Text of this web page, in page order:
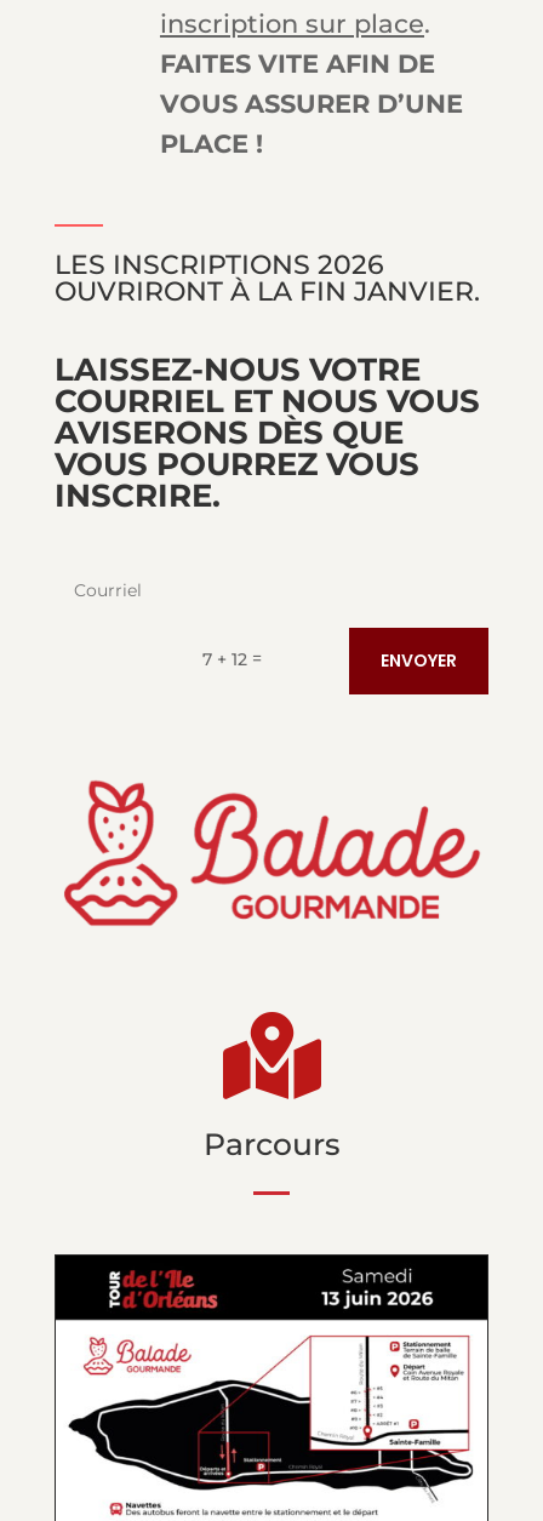
inscription sur place.
FAITES VITE AFIN DE
VOUS ASSURER D’UNE
PLACE !
LES INSCRIPTIONS 2026
OUVRIRONT À LA FIN JANVIER.
LAISSEZ-NOUS VOTRE
COURRIEL ET NOUS VOUS
AVISERONS DÈS QUE
VOUS POURREZ VOUS
INSCRIRE.
7 + 12 = ENVOYER

Parcours